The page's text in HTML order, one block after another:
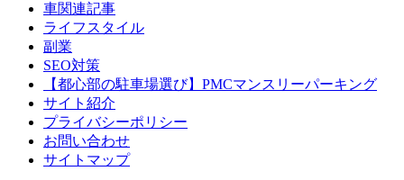
車関連記事
ライフスタイル
副業
SEO対策
【都心部の駐車場選び】PMCマンスリーパーキング
サイト紹介
プライバシーポリシー
お問い合わせ
サイトマップ